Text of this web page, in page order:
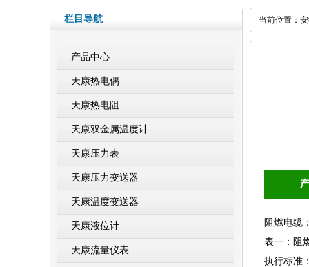
栏目导航
产品中心
天康热电偶
天康热电阻
天康双金属温度计
天康压力表
天康压力变送器
天康温度变送器
天康液位计
天康流量仪表
当前位置：
阻燃电缆
表一：阻
执行标准